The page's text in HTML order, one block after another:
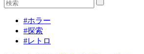
#ホラー
#探索
#レトロ